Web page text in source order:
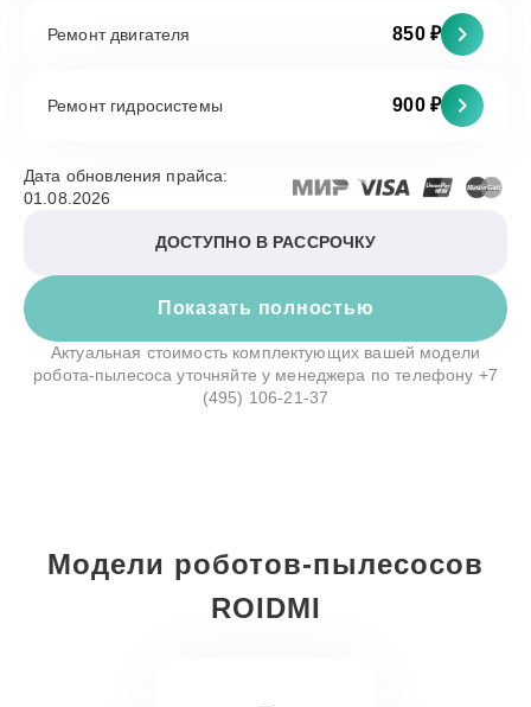
Ремонт двигателя 850 ₽
Ремонт гидросистемы 900 ₽
Показать полностью
Дата обновления прайса:
01.08.2026
ДОСТУПНО В РАССРОЧКУ
Актуальная стоимость комплектующих вашей модели
робота-пылесоса уточняйте у менеджера по телефону +7
(495) 106-21-37
Модели роботов-пылесосов
ROIDMI